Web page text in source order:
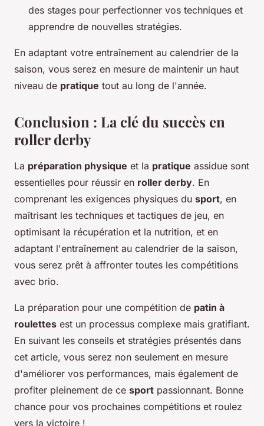
des stages pour perfectionner vos techniques et
apprendre de nouvelles stratégies.
En adaptant votre entraînement au calendrier de la
saison, vous serez en mesure de maintenir un haut
niveau de pratique tout au long de l'année.
Conclusion : La clé du succès en
roller derby
La préparation physique et la pratique assidue sont
essentielles pour réussir en roller derby. En
comprenant les exigences physiques du sport, en
maîtrisant les techniques et tactiques de jeu, en
optimisant la récupération et la nutrition, et en
adaptant l'entraînement au calendrier de la saison,
vous serez prêt à affronter toutes les compétitions
avec brio.
La préparation pour une compétition de patin à
roulettes est un processus complexe mais gratifiant.
En suivant les conseils et stratégies présentés dans
cet article, vous serez non seulement en mesure
d'améliorer vos performances, mais également de
profiter pleinement de ce sport passionnant. Bonne
chance pour vos prochaines compétitions et roulez
vers la victoire !